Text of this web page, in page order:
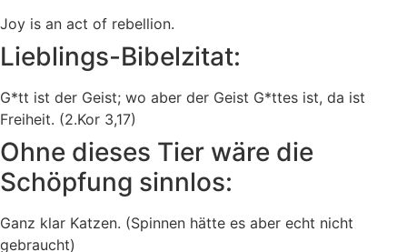
Joy is an act of rebellion.
Lieblings-Bibelzitat:
G*tt ist der Geist; wo aber der Geist G*ttes ist, da ist
Freiheit. (2.Kor 3,17)
Ohne dieses Tier wäre die
Schöpfung sinnlos:
Ganz klar Katzen. (Spinnen hätte es aber echt nicht
gebraucht)